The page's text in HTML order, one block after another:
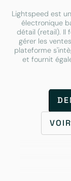
Lightspeed est
électronique
détail (retail). Il
gérer les
plateforme
et fournit